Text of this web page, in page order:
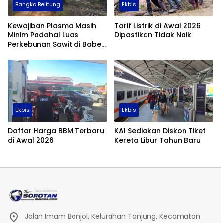
Bangka Belitung
Kewajiban Plasma Masih
Minim Padahal Luas
Perkebunan Sawit di Babel
Ekbis
Tarif Listrik di Awal 2026
Dipastikan Tidak Naik
Ekbis
Daftar Harga BBM Terbaru
di Awal 2026
Ekbis
KAI Sediakan Diskon Tiket
Kereta Libur Tahun Baru
Jalan Imam Bonjol, Kelurahan Tanjung, Kecamatan